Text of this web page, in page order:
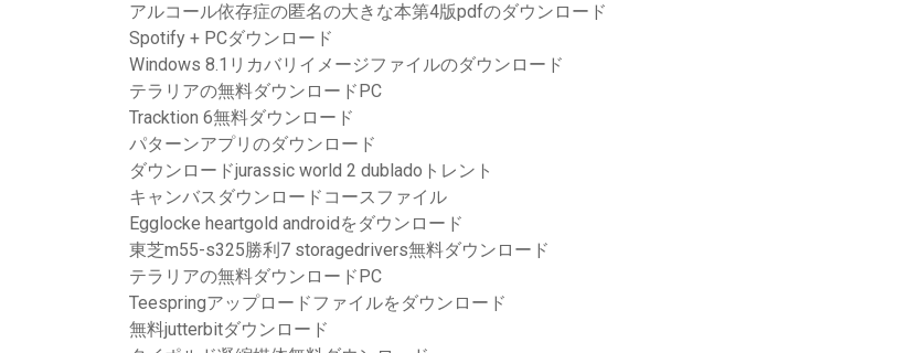
アルコール依存症の匿名の大きな本第4版pdfのダウンロード
Spotify + PCダウンロード
Windows 8.1リカバリイメージファイルのダウンロード
テラリアの無料ダウンロードPC
Tracktion 6無料ダウンロード
パターンアプリのダウンロード
ダウンロードjurassic world 2 dubladoトレント
キャンバスダウンロードコースファイル
Egglocke heartgold androidをダウンロード
東芝m55-s325勝利7 storagedrivers無料ダウンロード
テラリアの無料ダウンロードPC
Teespringアップロードファイルをダウンロード
無料jutterbitダウンロード